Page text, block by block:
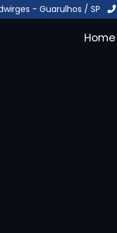
- Guarulhos / SP
Home
onde encontrar
uma empresa